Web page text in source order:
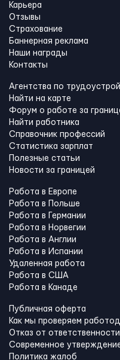
Карьера
Отзывы
Страхование
Баннерная реклама
Наши награды
Контакты
Агентства по
Найти на карте
Форум о работе за
Найти работника
Справочник профессий
Статистика зарплат
Полезные статьи
Новости за границей
Работа в Европе
Работа в Польше
Работа в Германии
Работа в Норвегии
Работа в Англии
Работа в Испании
Удаленная работа
Работа в США
Работа в Канадe
Публичная оферта
Как мы проверяем
Отказ от ответственности
Современное
Политика жалоб